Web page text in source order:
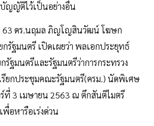
ญญัติไว้เป็นอย่างอื่น
63 ดร.นฤมล ภิญโญสินวัฒน์ โฆษก
รัฐมนตรี เปิดเผยว่า พลเอกประยุทธ์
รัฐมนตรีและรัฐมนตรีว่าการกระทรวง
รียกประชุมคณะรัฐมนตรี(ครม.) นัดพิเศษ
ที่ 3 เมษายน 2563 ณ ตึกสันติไมตรี
อหารือเร่งด่วน